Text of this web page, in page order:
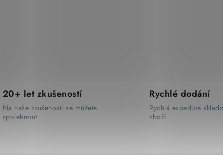
20+ let zkušeností
Na naše zkušenosti se můžete
spolehnout
Rychlé dodání
Rychlá expedice
zboží